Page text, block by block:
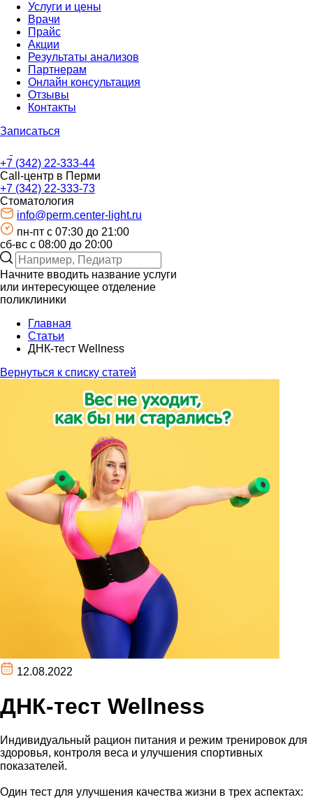
Услуги и цены
Врачи
Прайс
Акции
Результаты анализов
Партнерам
Онлайн консультация
Отзывы
Контакты
Записаться
+7 (342) 22-333-44
Call-центр в Перми
+7 (342) 22-333-73
Стоматология
info@perm.center-light.ru
пн-пт c 07:30 до 21:00
сб-вс с 08:00 до 20:00
Начните вводить название услуги
или интересующее отделение
поликлиники
Главная
Статьи
ДНК-тест Wellness⁣⁣
Вернуться к списку статей
12.08.2022
ДНК-тест Wellness⁣⁣
Индивидуальный рацион питания и режим тренировок для
здоровья, контроля веса и улучшения спортивных
показателей. ⁣⁣⠀
Один тест для улучшения качества жизни в трех аспектах: